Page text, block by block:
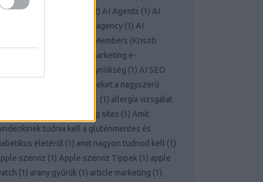
2) AI Agents (1) AI
Ai marketing agency (1) AI
Agency Team & Members (Kriszti
AI marketing e-
Ai seo ügynökség (1) AI SEO
Alkalmazza ezeket a nagyszerű
vásárlási tippeket ma. (1) allergia vizsgálat
amazing sites (1) Amit
tudnia kell a gluténmentes és
életéről (1) amit nagyon tudnod kell (1)
szerviz (1) Apple szerviz Tippek (1) apple
(1) arany gyűrűk (1) article marketing (1)